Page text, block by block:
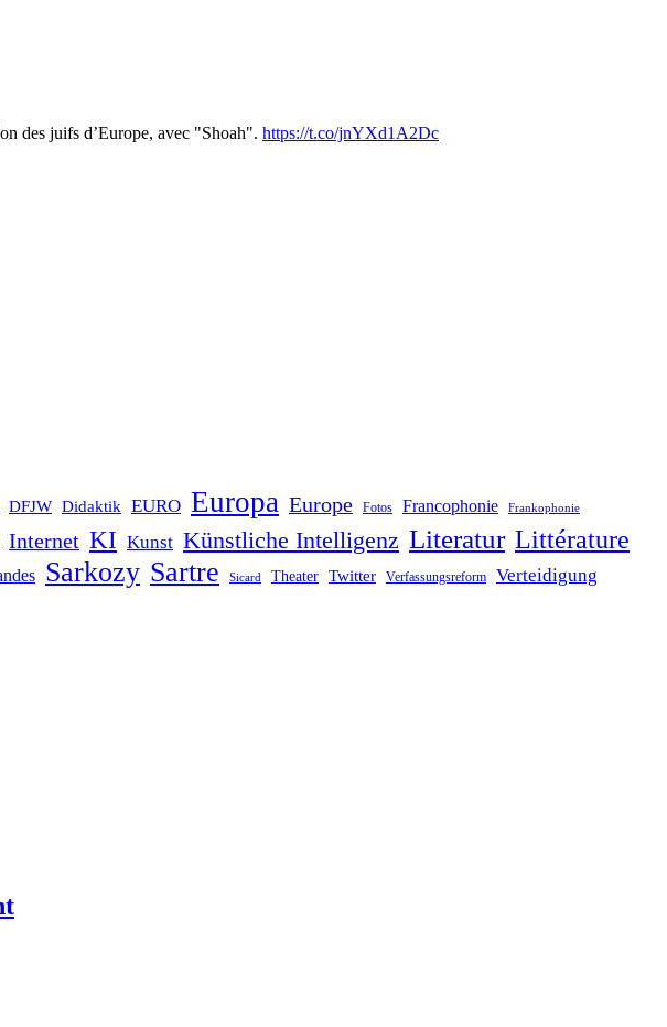
des juifs d’Europe, avec "Shoah". https://t.co/jnYXd1A2Dc
DFJW Didaktik EURO Europa Europe Fotos Francophonie Frankophonie
Internet KI Kunst Künstliche Intelligenz Literatur Littérature
Sarkozy Sartre Sicard Theater Twitter Verfassungsreform Verteidigung